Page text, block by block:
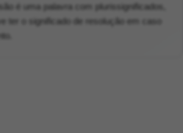
é uma palavra com plurissignificados,
ter o significado de resolução em caso